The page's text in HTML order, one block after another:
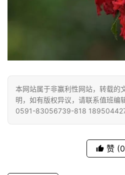
本网站属于非赢利性网站，转载的
明，如有版权异议，请联系值班编
0591-83056739-818
赞